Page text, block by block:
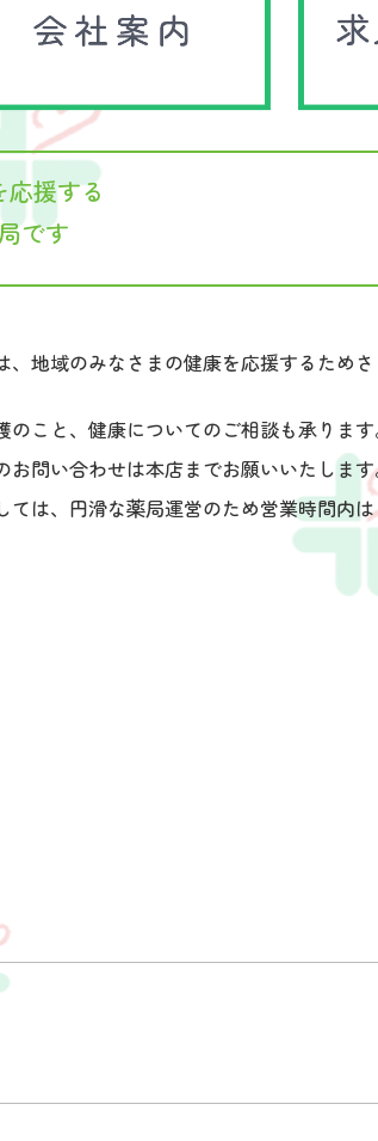
援する
です
、地域のみなさまの健康を応援するため
のこと、健康についてのご相談も承ります
お問い合わせは本店までお願いいたしま
ては、円滑な薬局運営のため営業時間内は